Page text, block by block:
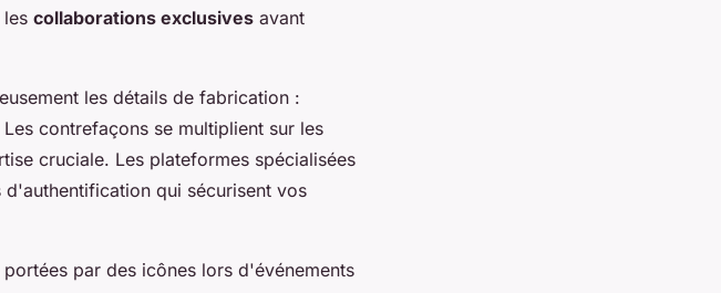
collaborations exclusives avant
les détails de fabrication :
contrefaçons se multiplient sur les
cruciale. Les plateformes spécialisées
qui sécurisent vos
par des icônes lors d'événements